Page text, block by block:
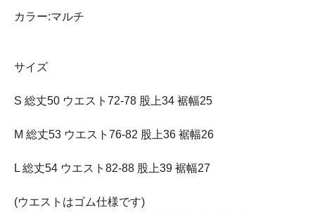
カラー:マルチ
サイズ
S 総丈50 ウエスト72-78 股上34 裾幅25
M 総丈53 ウエスト76-82 股上36 裾幅26
L 総丈54 ウエスト82-88 股上39 裾幅27
(ウエストはゴム仕様です)